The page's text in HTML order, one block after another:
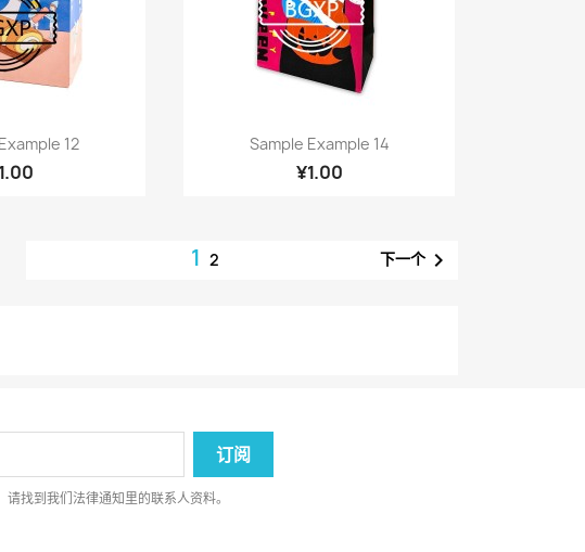
速查看12 快速查看
Sample Example 14
¥1.00
12 下一个
找到我们法律通知里的联系人资料。